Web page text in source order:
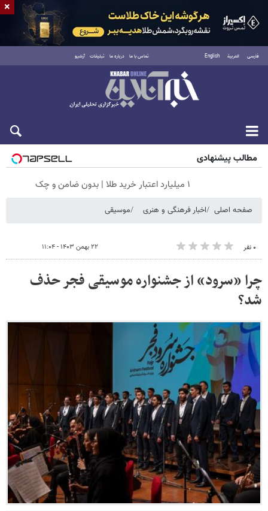
فارسی العربية English تماس با ما درباره ما تبلیغات آرشیو
جمعه ۱۶ مرداد ۱۴۰۵
مطالب پیشنهادی
۱ میلیارد اعتبار خرید طلا | بدون ضامن و چک
صفحه اصلی اخبار فرهنگی و هنری موسیقی
۰ نفر ۲۲ بهمن ۱۴۰۳ - ۱۱:۰۴
چرا «سرود» از جشنواره موسیقی فجر حذف
شد؟
×